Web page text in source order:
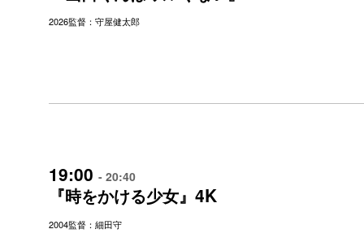
2026監督：守屋健太郎
19:00 - 20:40
『時をかける少女』 4K
2004監督：細田守